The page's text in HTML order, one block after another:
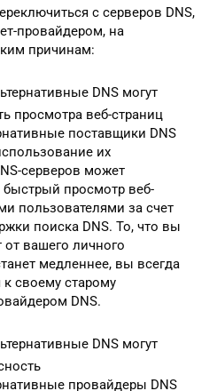
с серверов DNS,
провайдером, на
причинам:
DNS могут
просмотра веб-страниц
поставщики DNS
их
серверов может
быстрый просмотр веб-
пользователями за счет
поиска DNS. То, что вы
от вашего личного
медленнее, вы всегда
к своему старому
DNS.
DNS могут
провайдеры DNS